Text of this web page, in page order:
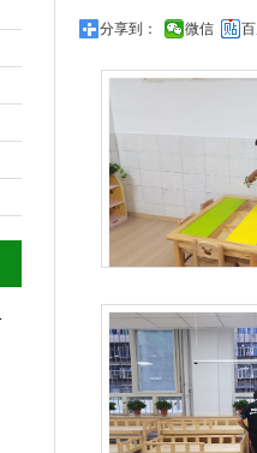
分享到： 微信
莲湖第十幼儿